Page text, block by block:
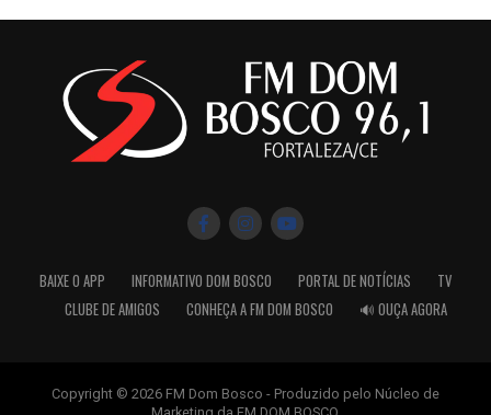
BAIXE O APP INFORMATIVO DOM BOSCO PORTAL DE NOTÍCIAS
TV
CLUBE DE AMIGOS
CONHEÇA A FM DOM BOSCO 🔊 OUÇA AGORA
Copyright © 2026 FM Dom Bosco - Produzido pelo Núcleo de